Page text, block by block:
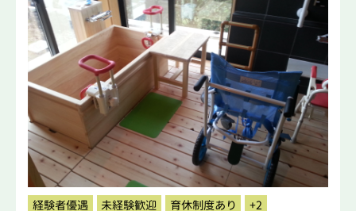
経験者優遇 未経験歓迎 育休制度あり +2